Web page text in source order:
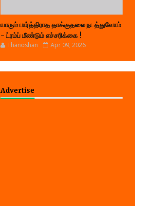
யாரும் பார்த்திராத தாக்குதலை நடத்துவோம்
- ட்ரம்ப் மீண்டும் எச்சரிக்கை !
Thanoshan Apr 09, 2026
Advertise